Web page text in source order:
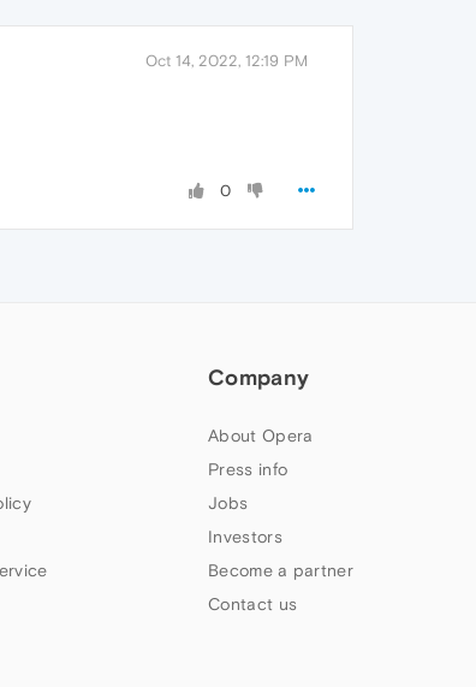
Oct 14, 2022, 12:19 PM
0
Company
About Opera
Press info
Jobs
Investors
Become a partner
Contact us